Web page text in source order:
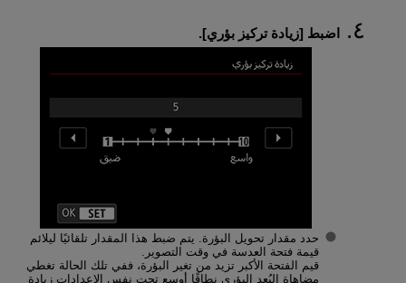
اضبط [زيادة تركيز بؤري].
حدد مقدار تحويل البؤرة. يتم ضبط هذا المقدار تلقائيًا ليلائم
قيمة فتحة العدسة في وقت التصوير.
قيم الفتحة الأكبر تزيد من تغير البؤرة، ففي تلك الحالة تغطي
مضاهاة البُعد البؤري نطاقًا أوسع تحت نفس الإعدادات زيادة